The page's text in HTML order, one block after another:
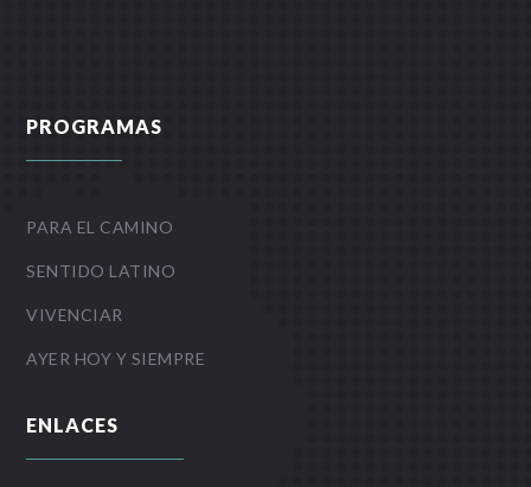
PROGRAMAS
PARA EL CAMINO
SENTIDO LATINO
VIVENCIAR
AYER HOY Y SIEMPRE
ENLACES